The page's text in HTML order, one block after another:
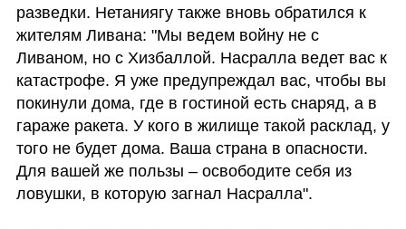
разведки. Нетаниягу также вновь обратился к
жителям Ливана: "Мы ведем войну не с
Ливаном, но с Хизбаллой. Насралла ведет вас к
катастрофе. Я уже предупреждал вас, чтобы вы
покинули дома, где в гостиной есть снаряд, а в
гараже ракета. У кого в жилище такой расклад, у
того не будет дома. Ваша страна в опасности.
Для вашей же пользы – освободите себя из
ловушки, в которую загнал Насралла".